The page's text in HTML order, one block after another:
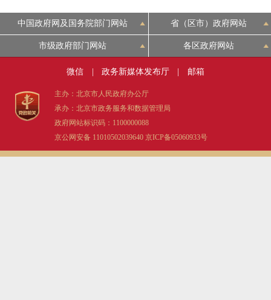
中国政府网及国务院部门网站 省（区市）政府网站
市级政府部门网站 各区政府网站
微信 政务新媒体发布厅 邮箱
主办：北京市人民政府办公厅
承办：北京市政务服务和数据管理局
政府网站标识码：1100000088
京公网安备 11010502039640 京ICP备05060933号